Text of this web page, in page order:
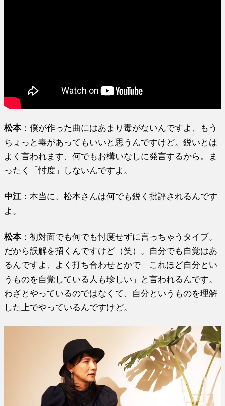
松本：僕が作った曲にはあまり毒がないんですよ、もう
ちょっと毒があってもいいと思うんですけど。鋭いとは
よく言われます、何でもお構いなしに発言するから。ま
ったく「忖度」しないんですよ。
中江 ：本当に、松本さんは何でも鋭く批評されるんです
よ。
松本：初対面でも何でも忖度せずに言っちゃうタイプ。
だから誤解を招くんですけど（笑）。自分でも自覚はあ
るんですよ、よく打ち合わせとかで「これほど自分とい
うものを自覚している人も珍しい」と言われるんです。
わざとやっているのではなくて、自分というものを理解
した上でやっているんですけど。